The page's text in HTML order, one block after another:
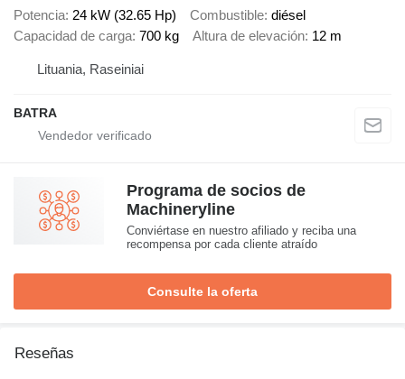
Potencia 24 kW (32.65 Hp) Combustible diésel
Capacidad de carga 700 kg Altura de elevación 12 m
Lituania, Raseiniai
BATRA
Programa de socios de
Machineryline
Conviértase en nuestro afiliado y reciba una
recompensa por cada cliente atraído
Consulte la oferta
Reseñas